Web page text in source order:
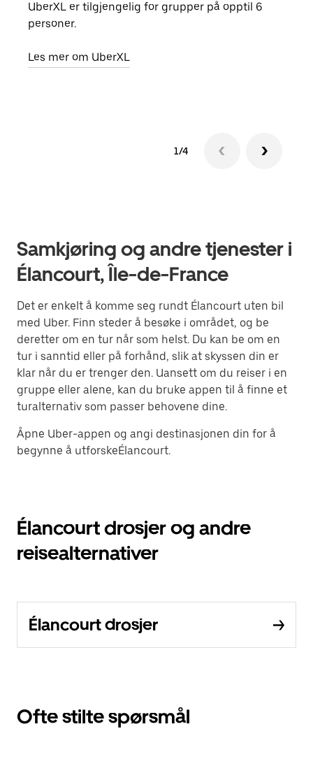
UberXL er tilgjengelig for grupper på opptil 6
personer.
Les mer om UberXL
1/4
Samkjøring og andre tjenester i
Élancourt, Île-de-France
Det er enkelt å komme seg rundt Élancourt uten bil
med Uber. Finn steder å besøke i området, og be
deretter om en tur når som helst. Du kan be om en
tur i sanntid eller på forhånd, slik at skyssen din er
klar når du er trenger den. Uansett om du reiser i en
gruppe eller alene, kan du bruke appen til å finne et
turalternativ som passer behovene dine.
Åpne Uber-appen og angi destinasjonen din for å
begynne å utforskeÉlancourt.
Élancourt drosjer og andre
reisealternativer
Élancourt drosjer
Ofte stilte spørsmål